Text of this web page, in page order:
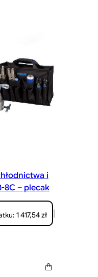
i
8C – plecak
1 417,54zł |